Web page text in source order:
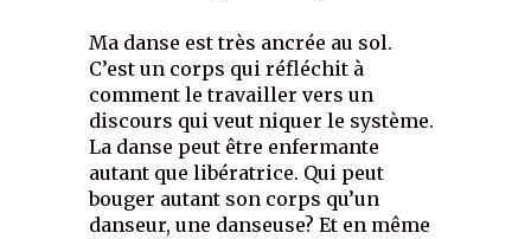
Ma danse est très ancrée au sol.
C’est un corps qui réfléchit à
comment le travailler vers un
discours qui veut niquer le système.
La danse peut être enfermante
autant que libératrice. Qui peut
bouger autant son corps qu’un
danseur, une danseuse? Et en même